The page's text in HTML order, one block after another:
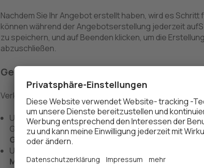
Nachdem Sie Ihr Angebot erstellt haben, wird es
können während der Angebotserstellung jederzeitauf
zu speichern, und auf Beenden klicken, um die
abzuschließen.
Geschäft
Verknüpfen Sie Ihr Angebot mit einem neuen oder
Um das Angebot mit einem bestehenden Geschäft
Geschäft für das Angebot zu erstellen, klicken Sie
Geschäft verknüpfen
und wählen Sie ein
Um ein neues Geschäft für das Angebot zu erstellen,
Mit einem Geschäft verknüpfenund wählen Sie